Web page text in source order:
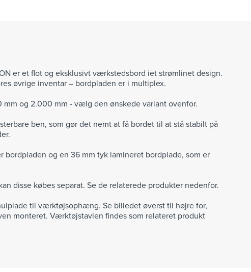
er et flot og eksklusivt værkstedsbord iet strømlinet design.
øvrige inventar – bordpladen er i multiplex.
og 2.000 mm - vælg den ønskede variant ovenfor.
ben, som gør det nemt at få bordet til at stå stabilt på
bordpladen og en 36 mm tyk lamineret bordplade, som er
disse købes separat. Se de relaterede produkter nedenfor.
til værktøjsophæng. Se billedet øverst til højre for,
monteret. Værktøjstavlen findes som relateret produkt